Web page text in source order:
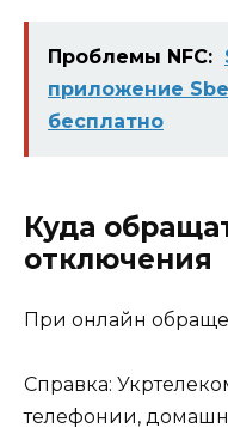
Проблемы NFC:
приложение
бесплатно
Куда
отключения
При онлайн
Справка:
телефонии,